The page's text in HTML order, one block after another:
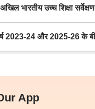
भारतीय उच्च शिक्षा
2023-24 और 2025-26 के
App